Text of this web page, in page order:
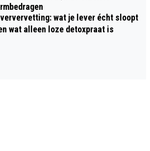
wat je lever écht sloopt
wat alleen loze detoxpraat is